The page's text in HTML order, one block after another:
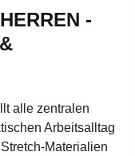
-
alle zentralen
Arbeitsalltag
Materialien